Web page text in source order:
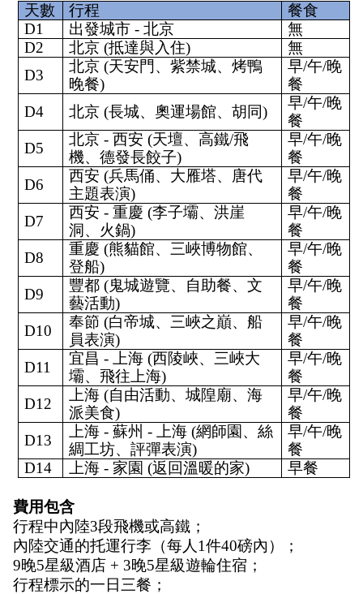
天數
行程
餐食
D1
出發城市 - 北京
無
D2
北京 (抵達與入住)
無
D3
北京 (天安門、紫禁城、烤鴨
晚餐)
早/午/晚
餐
D4
北京 (長城、奧運場館、胡同)
早/午/晚
餐
D5
北京 - 西安 (天壇、高鐵/飛
機、德發長餃子)
早/午/晚
餐
D6
西安 (兵馬俑、大雁塔、唐代
主題表演)
早/午/晚
餐
D7
西安 - 重慶 (李子壩、洪崖
洞、火鍋)
早/午/晚
餐
D8
重慶 (熊貓館、三峽博物館、
登船)
早/午/晚
餐
D9
豐都 (鬼城遊覽、自助餐、文
藝活動)
早/午/晚
餐
D10
奉節 (白帝城、三峽之巔、船
員表演)
早/午/晚
餐
D11
宜昌 - 上海 (西陵峽、三峽大
壩、飛往上海)
早/午/晚
餐
D12
上海 (自由活動、城隍廟、海
派美食)
早/午/晚
餐
D13
上海 - 蘇州 - 上海 (網師園、絲
綢工坊、評彈表演)
早/午/晚
餐
D14
上海 - 家園 (返回溫暖的家) 早餐
費用包含
行程中內陸3段飛機或高鐵；
內陸交通的托運行李（每人1件40磅內）；
9晚5星級酒店 + 3晚5星級遊輪住宿；
行程標示的一日三餐；